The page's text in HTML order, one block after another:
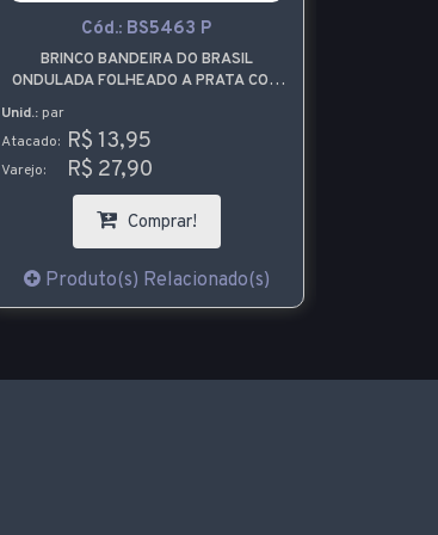
Cód.: BS5463 P
BRINCO BANDEIRA DO BRASIL
ONDULADA FOLHEADO A PRATA COM
Unid.: par
Atacado: R$ 13,95
Varejo: R$ 27,90
Comprar!
Produto(s) Relacionado(s)